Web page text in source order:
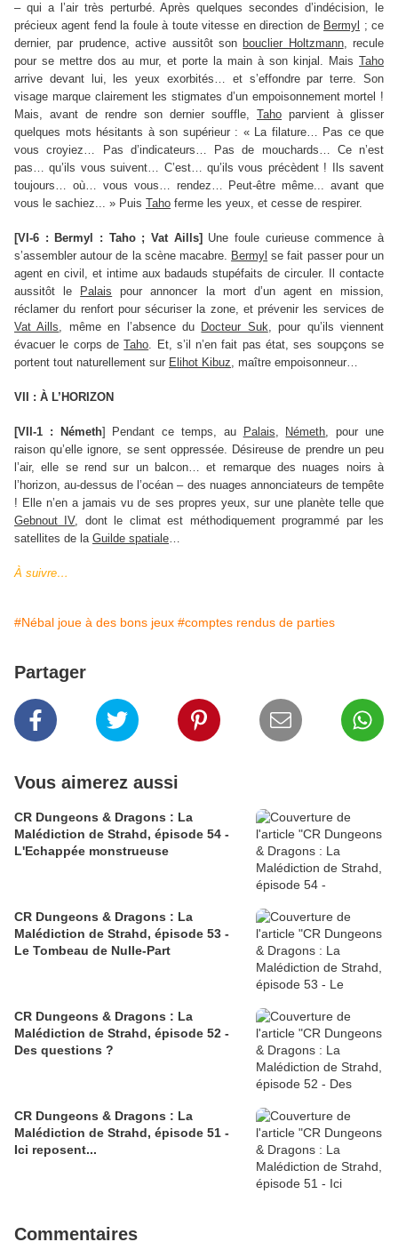
– qui a l’air très perturbé. Après quelques secondes d’indécision, le
précieux agent fend la foule à toute vitesse en direction de Bermyl ; ce
dernier, par prudence, active aussitôt son bouclier Holtzmann, recule
pour se mettre dos au mur, et porte la main à son kinjal. Mais Taho
arrive devant lui, les yeux exorbités… et s’effondre par terre. Son
visage marque clairement les stigmates d’un empoisonnement mortel !
Mais, avant de rendre son dernier souffle, Taho parvient à glisser
quelques mots hésitants à son supérieur : « La filature… Pas ce que
vous croyiez… Pas d’indicateurs… Pas de mouchards… Ce n’est
pas… qu’ils vous suivent… C’est… qu’ils vous précèdent ! Ils savent
toujours… où… vous vous… rendez… Peut-être même... avant que
vous le sachiez... » Puis Taho ferme les yeux, et cesse de respirer.
[VI-6 : Bermyl : Taho ; Vat Aills] Une foule curieuse commence à
s’assembler autour de la scène macabre. Bermyl se fait passer pour un
agent en civil, et intime aux badauds stupéfaits de circuler. Il contacte
aussitôt le
Palais pour annoncer la mort d’un agent en mission,
réclamer du renfort pour sécuriser la zone, et prévenir les services de
Vat Aills, même en l’absence du Docteur Suk, pour qu’ils viennent
évacuer le corps deTaho. Et, s’il n’en fait pas état, ses soupçons se
portent tout naturellement sur Elihot Kibuz, maître empoisonneur…
VII : À L’HORIZON
[VII-1 : Németh] Pendant ce temps, au Palais, Németh, pour une
raison qu’elle ignore, se sent oppressée. Désireuse de prendre un peu
l’air, elle se rend sur un balcon… et remarque des nuages noirs à
l’horizon, au-dessus de l’océan – des nuages annonciateurs de tempête
! Elle n’en a jamais vu de ses propres yeux, sur une planète telle que
Gebnout IV, dont le climat est méthodiquement programmé par les
satellites de la Guilde spatiale…
À suivre…
#Nébal joue à des bons jeux #comptes rendus de parties
Partager
Vous aimerez aussi
CR Dungeons & Dragons : La
Malédiction de Strahd, épisode 54 -
L'Echappée monstrueuse
CR Dungeons & Dragons : La
Malédiction de Strahd, épisode 53 -
Le Tombeau de Nulle-Part
CR Dungeons & Dragons : La
Malédiction de Strahd, épisode 52 -
Des questions ?
CR Dungeons & Dragons : La
Malédiction de Strahd, épisode 51 -
Ici reposent...
Commentaires